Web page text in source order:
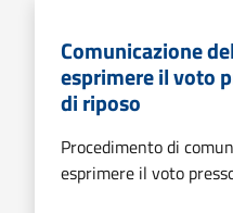
Comunicazione
esprimere il voto
di riposo
Procedimento di
esprimere il voto